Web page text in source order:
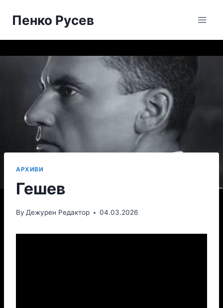
Пенко Русев
АРХИВИ
Гешев
By Дежурен Редактор 04.03.2026